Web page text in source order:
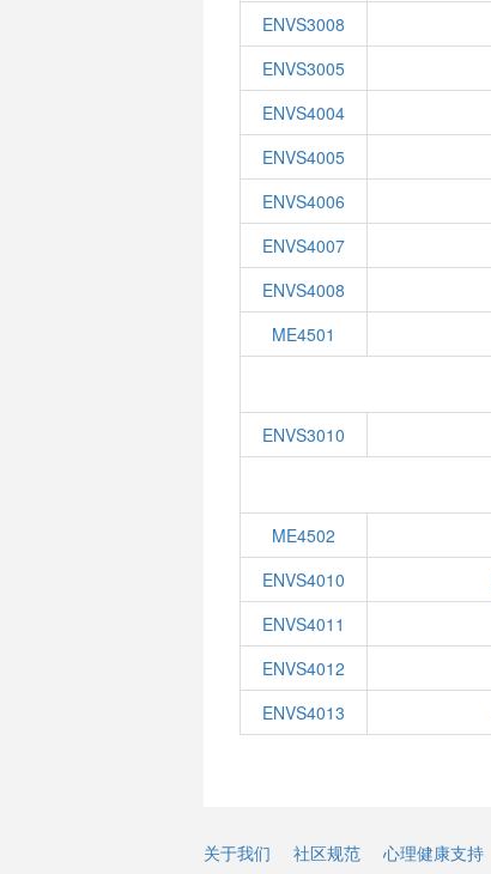
ENVS3008
ENVS3005
ENVS4004
ENVS4005
ENVS4006
ENVS4007
ENVS4008
ME4501
ENVS3010
ME4502
ENVS4010
ENVS4011
ENVS4012
ENVS4013
关于我们 社区规范 心理健康支持